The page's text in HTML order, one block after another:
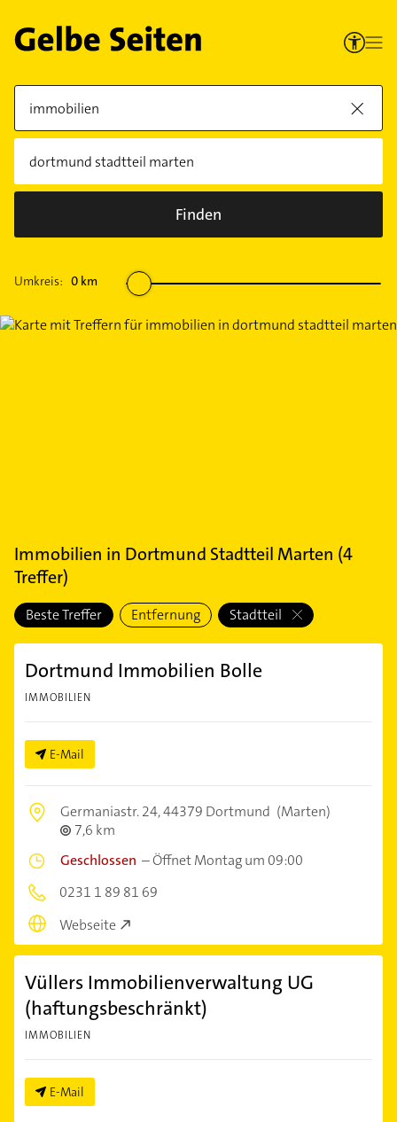
Finden
Umkreis: 0 km
Immobilien in Dortmund Stadtteil Marten (4
Treffer)
Beste Treffer Entfernung Stadtteil
Dortmund Immobilien Bolle
IMMOBILIEN
E-Mail
Germaniastr. 24,44379 Dortmund (Marten)
7,6 km
Geschlossen –Öffnet Montag um 09:00
0231 1 89 81 69
Webseite
Vüllers Immobilienverwaltung UG
(haftungsbeschränkt)
IMMOBILIEN
E-Mail